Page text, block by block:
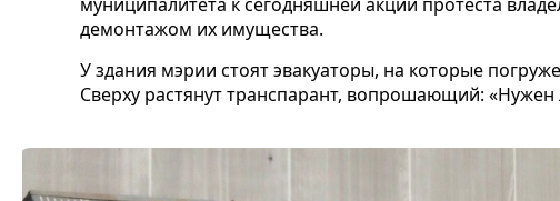
демонтажом их имущества.
У здания мэрии стоят эвакуаторы, на которые
Сверху растянут транспарант, вопрошающий: